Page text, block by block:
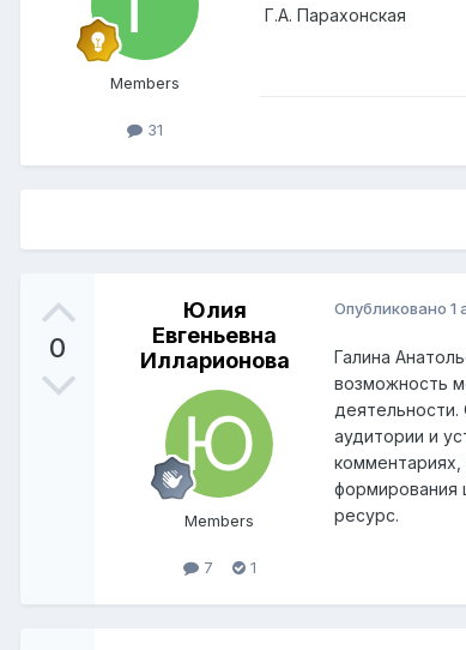
Members
31
Г.А. Парахонская
0
Юлия
Евгеньевна
Илларионова
Members
7 1
Опубликовано 1
Галина
возможность
деятельности.
аудитории и
формирования
ресурс.